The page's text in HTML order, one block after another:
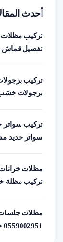
أحدث
تفصيل قماش
برجولات خشب
سواتر حديد
تركيب مظلة
مظلات
0559002951 خدمة تفصيل جلسات خارجية الخبر